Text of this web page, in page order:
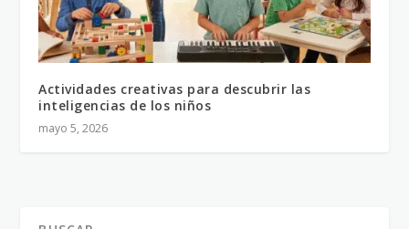
Actividades creativas para descubrir las
inteligencias de los niños
mayo 5, 2026